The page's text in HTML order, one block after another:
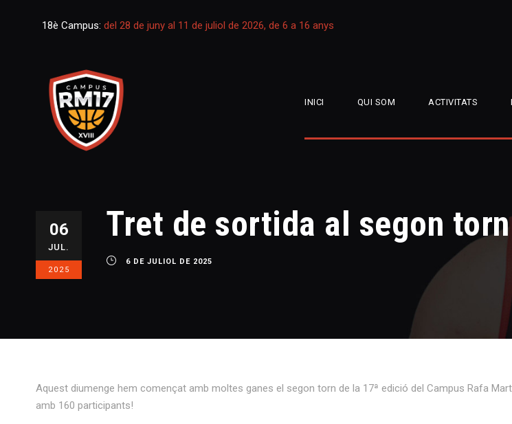
18è Campus: del 28 de juny al 11 de juliol de 2026, de 6 a 16 anys
INICI QUI SOM ACTIVITATS
06
JUL.
2025
Tret de sortida al segon
6 DE JULIOL DE 2025
Aquest diumenge hem començat amb moltes ganes el segon torn de la 17ª edició del Campus Rafa
amb 160 participants!